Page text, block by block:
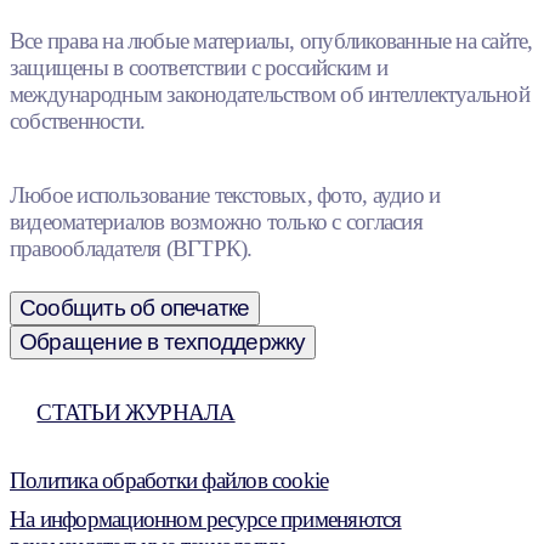
Все права на любые материалы, опубликованные на сайте,
защищены в соответствии с российским и
международным законодательством об интеллектуальной
собственности.
Любое использование текстовых, фото, аудио и
видеоматериалов возможно только с согласия
правообладателя (ВГТРК).
Сообщить об опечатке
Обращение в техподдержку
СТАТЬИ ЖУРНАЛА
Политика обработки файлов cookie
На информационном ресурсе применяются